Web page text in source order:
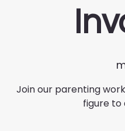
Join our parenting